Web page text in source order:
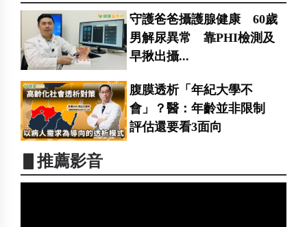
守護爸爸攝護腺健康 60歲
男解尿異常 靠PHI檢測及
早揪出攝...
腹膜透析「年紀大學不
會」？醫：年齡並非限制
評估還要看3面向
▋推薦影音